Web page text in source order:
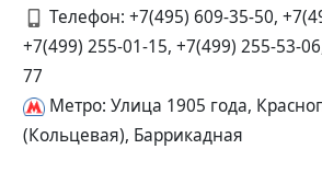
Телефон: +7(495) 609-35-50,
+7(499) 255-01-15, +7(499) 255-53-
77
Метро: Улица 1905 года,
(Кольцевая), Баррикадная